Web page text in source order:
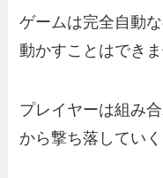
ゲームは完全自動
動かすことはできま
プレイヤーは組み
から撃ち落していく